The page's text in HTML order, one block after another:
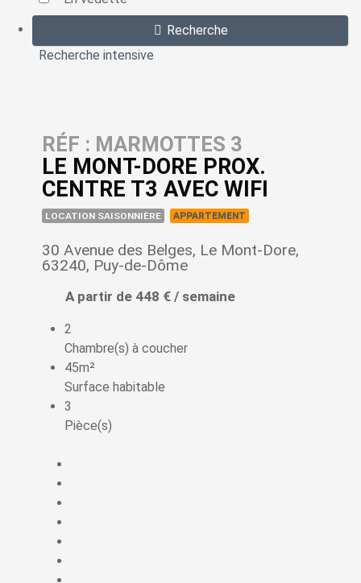
Recherche
Recherche intensive
RÉF : MARMOTTES 3
LE MONT-DORE PROX.
CENTRE T3 AVEC WIFI
LOCATION SAISONNIÈRE APPARTEMENT
30 Avenue des Belges, Le Mont-Dore,
63240, Puy-de-Dôme
A partir de 448 € / semaine
2
Chambre(s) à coucher
45m²
Surface habitable
3
Pièce(s)